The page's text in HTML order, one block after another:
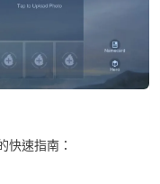
速指南：